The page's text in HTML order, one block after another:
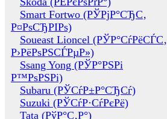
Smart Fortwo (РЎРјР°СЂС‚
Р¤РѕСЂРІРѕ)
Soueast Lioncel (РЎР°СѓРёСЃС‚
Р›РёРѕРЅСЃРµР»)
Ssang Yong (РЎР°РЅРі
Р™РѕРЅРі)
Subaru (РЎСѓР±Р°СЂСѓ)
Suzuki (РЎСѓР·СѓРєРё)
Tata (РўР°С‚Р°)